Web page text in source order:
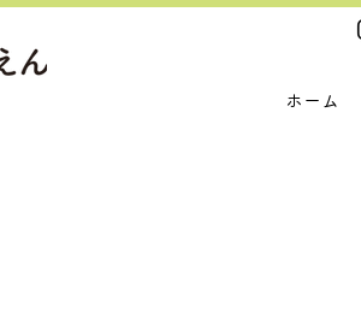
ホーム